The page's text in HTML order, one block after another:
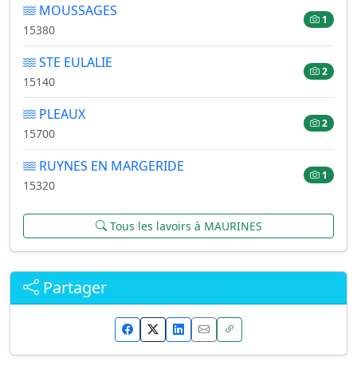
MOUSSAGES
15380
1
STE EULALIE
15140
2
PLEAUX
15700
2
RUYNES EN MARGERIDE
15320
1
Tous les lavoirs à MAURINES
Partager